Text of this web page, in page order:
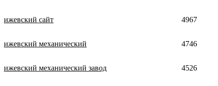
ижевский сайт 4967
ижевский механический 4746
ижевский механический завод 4526